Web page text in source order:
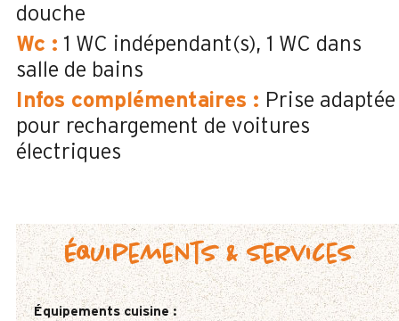
douche
Wc : 1 WC indépendant(s) 1 WC dans
salle de bains
Infos complémentaires : Prise adaptée
pour rechargement de voitures
électriques
Équipements & services
Équipements cuisine: